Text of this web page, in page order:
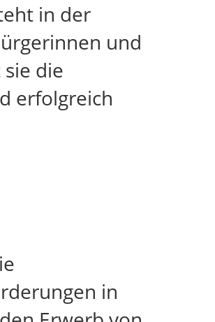
in der
und
die
erfolgreich
in